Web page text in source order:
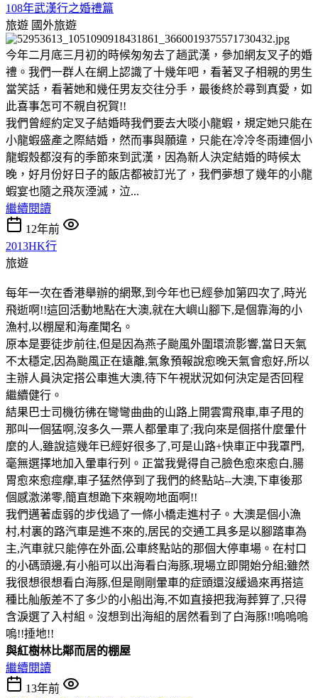
108年武漢行之婚禮篇
旅遊 國外旅遊
今年二月底三月初的時候匆匆去了趟武漢，參加網友叉子的婚
禮。我們一群人在網上認識了十幾年吧，看著叉子相親的男生
當笑話，看著她和幾任男友交往分手，最後終於尋到真愛，如
此喜事怎可不親自祝賀!!
我們曾經約定叉子結婚時我們要去大啖小龍蝦，規定她只能在
小龍蝦盛產之際結婚，然而事與願違，只能在冷冷冬雨連個小
龍蝦殼都沒有的季節來到武漢，因為新人決定結婚的時候太
晚，好月份好日子的飯店都被訂光了，我們夢想了幾年的小龍
蝦宴也隨之飛灰湮滅，泣...
繼續閱讀
12年前
2013HK行
旅遊
每年一次在香港舉辦的網聚,到今年也已經參加第四次了,時光
飛逝啊!!這回活動地點在大澳,就在大嶼山腳下,是個靠海的小
漁村,以棚屋和海產聞名。
原本是要徒步前往,但是因為燕子颱風外圍環流影響,當日天氣
不太穩定,因為颱風正在遠離,氣象預報說愈晚天氣會愈好,所以
主辦人員決定搭公車進大澳,待下午視狀況如何決定是否回程
繼續健行。
結果巴士司機彷彿在彎彎曲曲的山路上開雲霄飛車,車子甩的
那叫一個猛啊,沒多久一票人都暈車了;我向來是個搭什麼暈什
麼的人,雖說這幾年已經好很多了,可是山路+快車正中我罩門,
毫無選擇地加入暈車行列。正當我覺得自己臉色愈來愈白,腸
胃愈來愈痙癴,車子猛然停到了我們的終點站--大澳,下車後那
個感激涕零,簡直想跪下來親吻地面啊!!
我們邁著虛弱的步伐過了一條小橋走進村子。大澳是個小漁
村,村裏的路汽車是進不來的,居民的交通工具多是以腳踏車為
主,汽車就只能停在外面,公車終點站的那個大停車場。在村口
的小碼頭邊,有小船可以出海看白海豚,現場立即開始分組;雖然
我很想很想看白海豚,但是剛剛暈車的症頭還沒緩過來再搭這
種比舢舨差不了多少的小船出海,不如直接把我海葬算了,只得
含淚選了入村組。沒想到出海組的居然看到了白海豚!!嗚嗚嗚
嗚!!捶地!!
與紅樹林比鄰而居的棚屋
繼續閱讀
13年前